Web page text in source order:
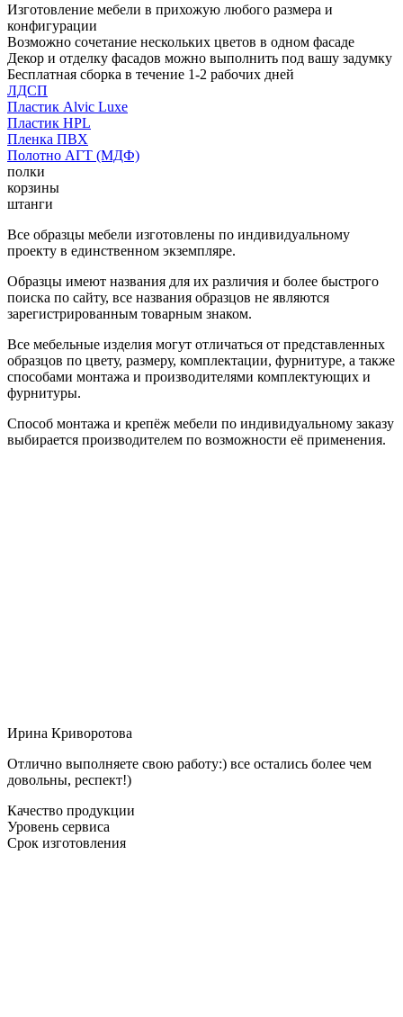
Изготовление мебели в прихожую любого размера и
конфигурации
Возможно сочетание нескольких цветов в одном фасаде
Декор и отделку фасадов можно выполнить под вашу задумку
Бесплатная сборка в течение 1-2 рабочих дней
ЛДСП
Пластик Alvic Luxe
Пластик HPL
Пленка ПВХ
Полотно АГТ (МДФ)
полки
корзины
штанги
Все образцы мебели изготовлены по индивидуальному
проекту в единственном экземпляре.
Образцы имеют названия для их различия и более быстрого
поиска по сайту, все названия образцов не являются
зарегистрированным товарным знаком.
Все мебельные изделия могут отличаться от представленных
образцов по цвету, размеру, комплектации, фурнитуре, а также
способами монтажа и производителями комплектующих и
фурнитуры.
Способ монтажа и крепёж мебели по индивидуальному заказу
выбирается производителем по возможности её применения.
Ирина Криворотова
Отлично выполняете свою работу:) все остались более чем
довольны, респект!)
Качество продукции
Уровень сервиса
Срок изготовления